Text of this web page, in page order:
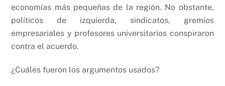
economías más pequeñas de la región. No obstante,
políticos de izquierda, sindicatos, gremios
empresariales y profesores universitarios conspiraron
contra el acuerdo.
¿Cuáles fueron los argumentos usados?